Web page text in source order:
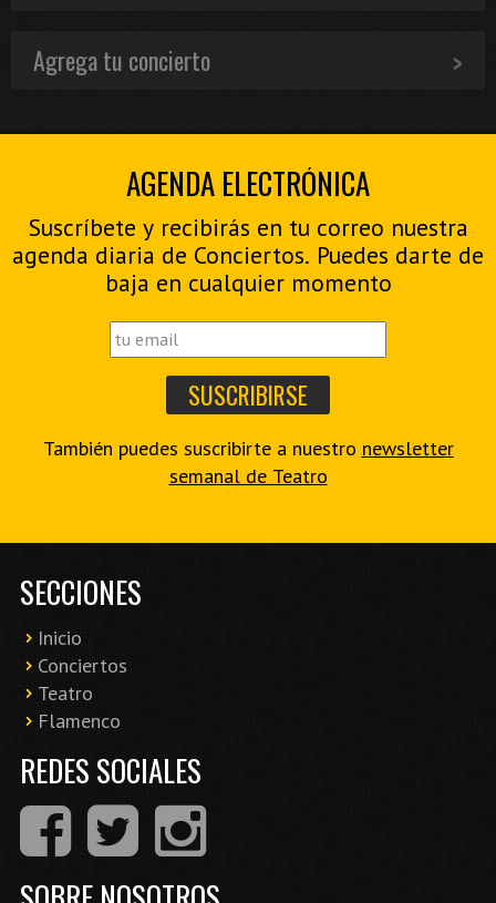
Agrega tu concierto
AGENDA ELECTRÓNICA
Suscríbete y recibirás en tu correo nuestra
agenda diaria de Conciertos. Puedes darte de
baja en cualquier momento
También puedes suscribirte a nuestro newsletter
semanal de Teatro
SECCIONES
Inicio
Conciertos
Teatro
Flamenco
REDES SOCIALES